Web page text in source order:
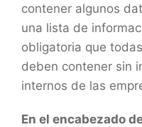
contener algunos
una lista de
obligatoria que
deben contener sin
internos de las
En el encabezado